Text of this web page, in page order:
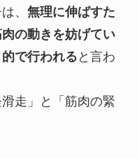
、 無理に伸ばすた
の動きを妨げてい
で行われる と言わ
走」と「筋肉の緊